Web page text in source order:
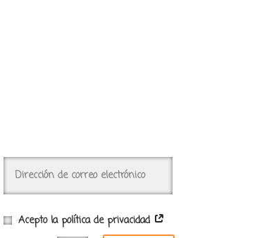
Acepto la política de privacidad